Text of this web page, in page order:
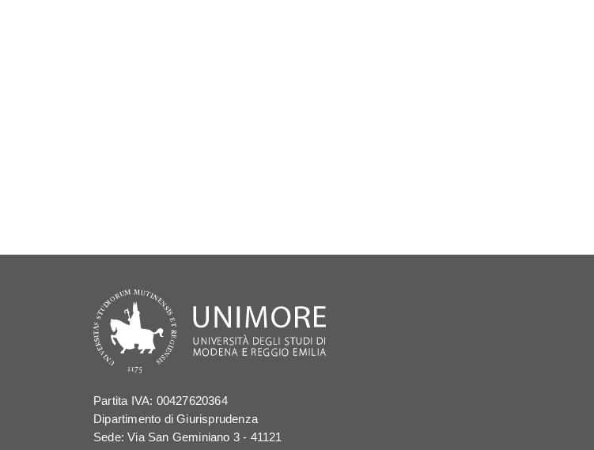
Partita IVA: 00427620364
Dipartimento di Giurisprudenza
Sede: Via San Geminiano 3 - 41121